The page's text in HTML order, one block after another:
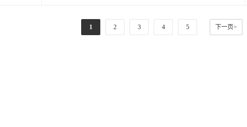
1 2 3 4 5 下一页>